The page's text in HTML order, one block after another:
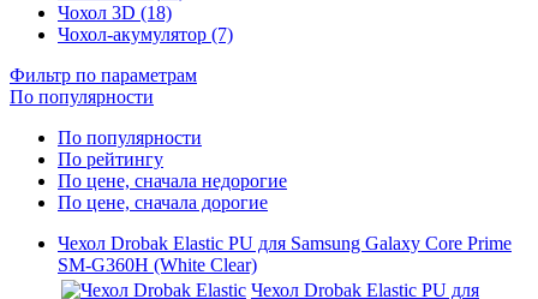
Чохол 3D (18)
Чохол-акумулятор (7)
Фильтр по параметрам
По популярности
По популярности
По рейтингу
По цене, сначала недорогие
По цене, сначала дорогие
Чехол Drobak Elastic PU для Samsung Galaxy Core Prime
SM-G360H (White Clear)
Чехол Drobak Elastic PU для